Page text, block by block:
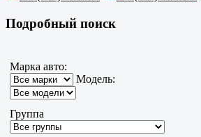
Подробный поиск
Марка авто:
Модель:
Группа